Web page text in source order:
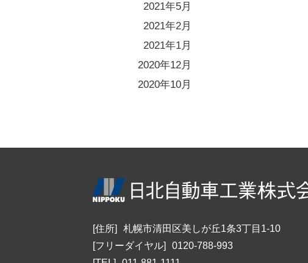
2021年5月
2021年2月
2021年1月
2020年12月
2020年10月
[住所]
札幌市清田区美しが丘1条3丁目1-10
[フリーダイヤル]
0120-788-993